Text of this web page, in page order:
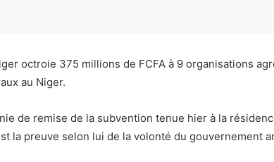
octroie 375 millions de FCFA à 9 organisations
au Niger.
de remise de la subvention tenue hier à la
la preuve selon lui de la volonté du gouvernement